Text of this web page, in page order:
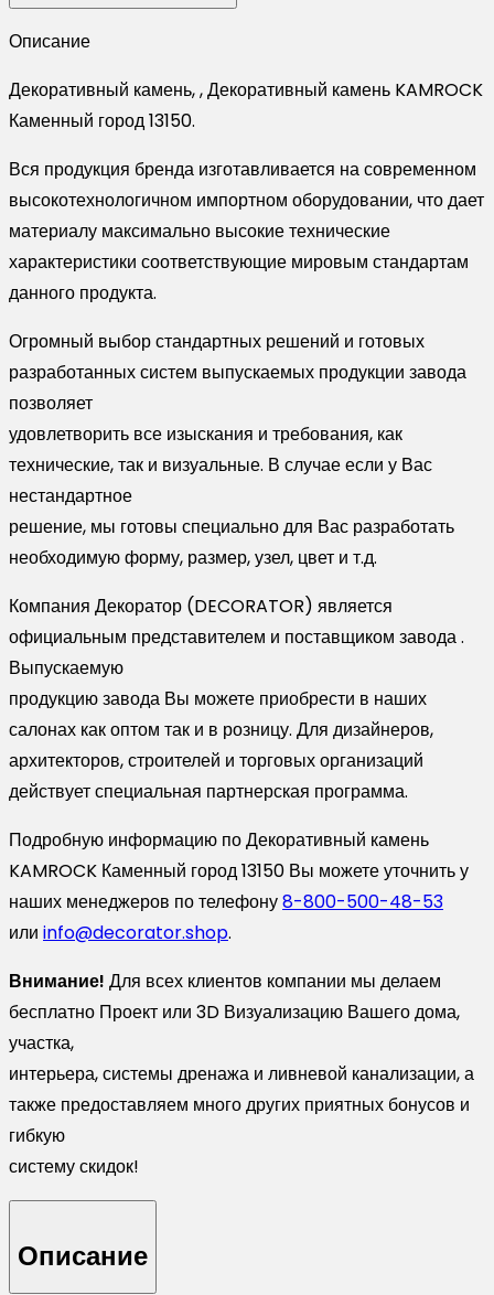
город
13150
Описание
Декоративный камень, , Декоративный камень KAMROCK
Каменный город 13150.
Вся продукция бренда изготавливается на современном
высокотехнологичном импортном оборудовании, что дает
материалу максимально высокие технические
характеристики соответствующие мировым стандартам
данного продукта.
Огромный выбор стандартных решений и готовых
разработанных систем выпускаемых продукции завода
позволяет
удовлетворить все изыскания и требования, как
технические, так и визуальные. В случае если у Вас
нестандартное
решение, мы готовы специально для Вас разработать
необходимую форму, размер, узел, цвет и т.д.
Компания Декоратор (DECORATOR) является
официальным представителем и поставщиком завода .
Выпускаемую
продукцию завода Вы можете приобрести в наших
салонах как оптом так и в розницу. Для дизайнеров,
архитекторов, строителей и торговых организаций
действует специальная партнерская программа.
Подробную информацию по Декоративный камень
KAMROCK Каменный город 13150 Вы можете уточнить у
наших менеджеров по телефону8-800-500-48-53
или info@decorator.shop.
Внимание! Для всех клиентов компании мы делаем
бесплатно Проект или 3D Визуализацию Вашего дома,
участка,
интерьера, системы дренажа и ливневой канализации, а
также предоставляем много других приятных бонусов и
гибкую
систему скидок!
Описание